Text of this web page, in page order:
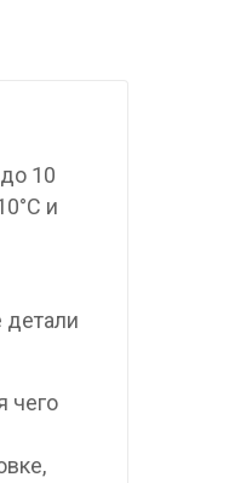
10
и
чего